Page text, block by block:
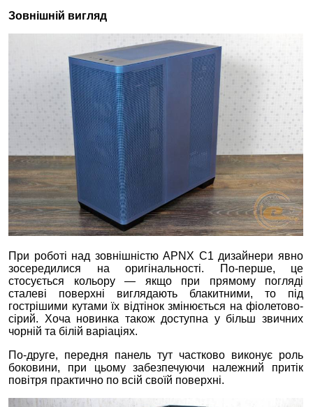
Зовнішній вигляд
При роботі над зовнішністю APNX C1 дизайнери явно
зосередилися на оригінальності. По-перше, це
стосується кольору — якщо при прямому погляді
сталеві поверхні виглядають блакитними, то під
гострішими кутами їх відтінок змінюється на фіолетово-
сірий. Хоча новинка також доступна у більш звичних
чорній та білій варіаціях.
По-друге, передня панель тут частково виконує роль
боковини, при цьому забезпечуючи належний притік
повітря практично по всій своїй поверхні.